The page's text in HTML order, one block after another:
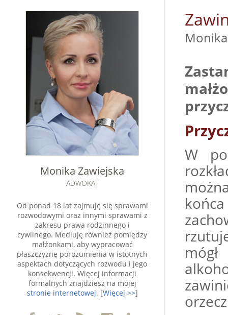
W
Monika Zawiejska
ADWOKAT
Od ponad 18 lat zajmuję się sprawami
rozwodowymi oraz innymi sprawami z
zakresu prawa rodzinnego i
cywilnego. Mediuję również pomiędzy
małżonkami, aby wypracować
płaszczyznę porozumienia w istotnych
aspektach dotyczących rozwodu i jego
konsekwencji. Więcej informacji
formalnych znajdziesz na mojej
stronie internetowej. [Więcej >>]